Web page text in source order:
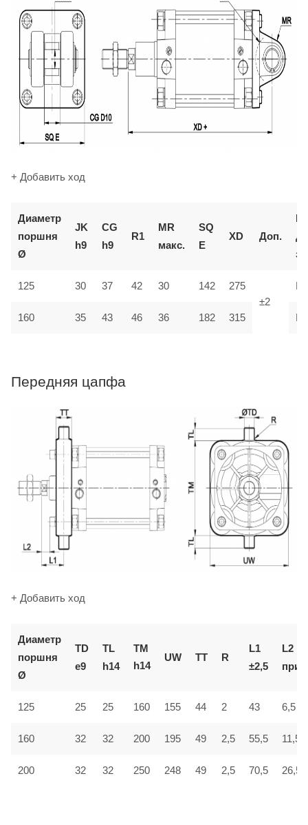
+ Добавить ход
Диаметр
поршня
Ø
JK
h9
CG
h9
R1
MR
макс.
SQ
E
XD Доп.
125 30 37 42 30 142
275
±2
160 35 43 46 36 182 315
Передняя цапфа
+ Добавить ход
Диаметр
поршня
Ø
TD
e9
TL
h14
TM
h14
UW TT R
L1
±2,5
L2
125 25 25 160 155 44 2 43 6,5
160 32 32 200 195 49 2,5 55,5 11,5
200 32 32 250 248 49 2,5 70,5 26,5